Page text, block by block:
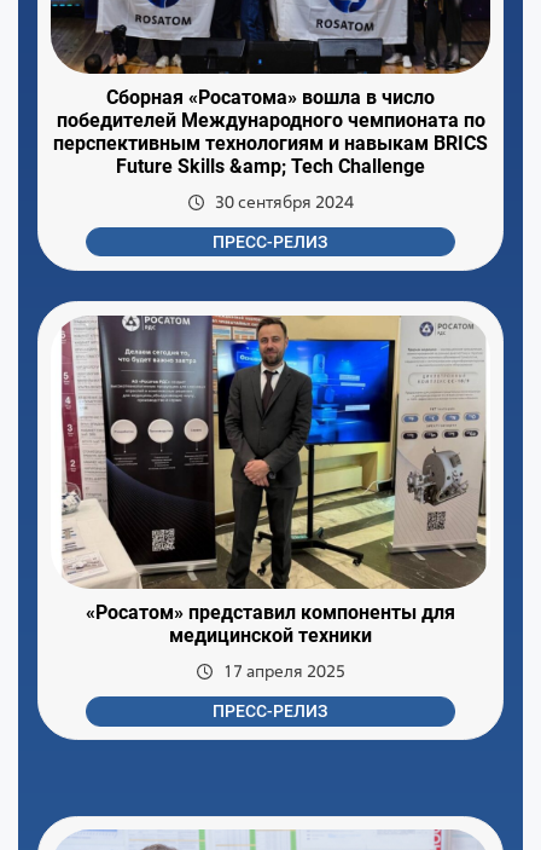
Сборная «Росатома» вошла в число
победителей Международного чемпионата по
перспективным технологиям и навыкам BRICS
Future Skills &amp; Tech Challenge
30 сентября 2024
ПРЕСС-РЕЛИЗ
«Росатом» представил компоненты для
медицинской техники
17 апреля 2025
ПРЕСС-РЕЛИЗ